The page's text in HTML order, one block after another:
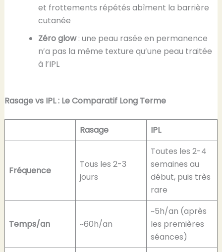
et frottements répétés abîment la barrière
cutanée
Zéro glow: une peau rasée en permanence
n’a pas la même texture qu’une peau traitée
à l’IPL
Rasage vs IPL : Le Comparatif Long Terme
Rasage IPL
Fréquence
Tous les 2-3
jours
Toutes les 2-4
semaines au
début, puis très
rare
Temps/an ~60h/an
~5h/an (après
les premières
séances)